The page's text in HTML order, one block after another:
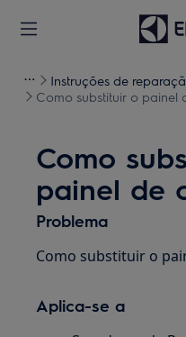
Instruções de
Como substituir o painel
Como
painel de
Problema
Como substituir o
Aplica-se a